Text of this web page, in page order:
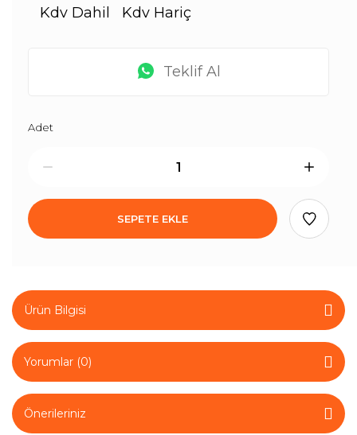
Kdv Dahil
Kdv Hariç
Teklif Al
Adet
SEPETE EKLE
Ürün Bilgisi
Yorumlar (0)
Önerileriniz